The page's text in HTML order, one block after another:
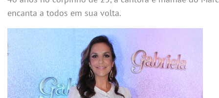
encanta a todos em sua volta.